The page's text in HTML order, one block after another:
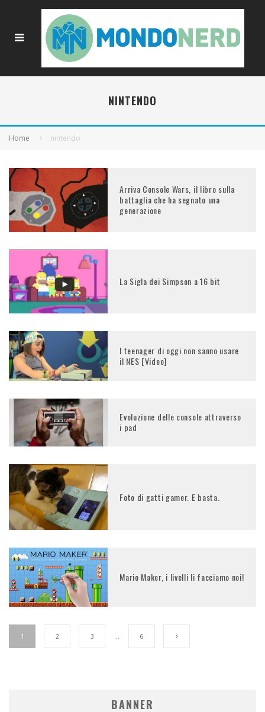
NINTENDO
Home nintendo
Arriva Console Wars, il libro sulla
battaglia che ha segnato una
generazione
La Sigla dei Simpson a 16 bit
I teenager di oggi non sanno usare
il NES [Video]
Evoluzione delle console attraverso
i pad
Foto di gatti gamer. E basta.
Mario Maker, i livelli li facciamo noi!
1 2 3 6
BANNER